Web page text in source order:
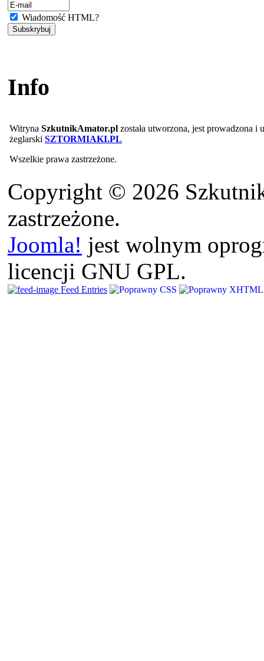
Wiadomość HTML?
Info
Witryna SzkutnikAmator.plzostała utworzona, jest prowadzona i
żeglarski SZTORMIAKI.PL
Wszelkie prawa zastrzeżone.
Copyright © 2026
zastrzeżone.
Joomla! jest wolnym
licencji GNU GPL.
Feed Entries